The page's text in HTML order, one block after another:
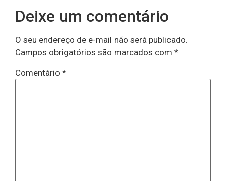
Deixe um comentário
O seu endereço de e-mail não será publicado.
Campos obrigatórios são marcados com *
Comentário *